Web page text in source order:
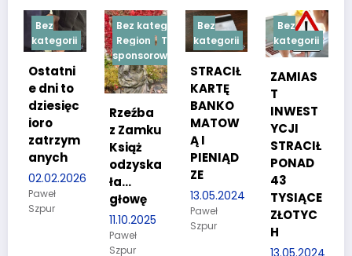
Bez kategorii
Region
Treść
sponsorowana
Rzeźba
z Zamku
Książ
odzyska
ła…
głowę
Bez
kategorii
STRACIŁ
KARTĘ
BANKO
MATOW
Ą I
PIENIĄD
ZE
13.05.2024
Szpur
Bez
kategorii
ZAMIAS
T
INWEST
YCJI
STRACIŁ
PONAD
43
TYSIĄCE
ZŁOTYC
H
Bez
kategorii
TESTY
NOŚCIO
WE DLA
KANDYD
ATÓW
DO
POLICJI
27.03.2024